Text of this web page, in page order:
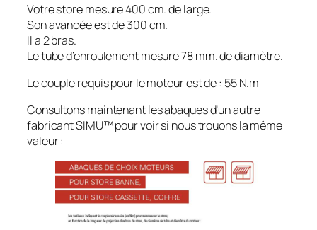
Votre store mesure 400 cm. de large.
Son avancée est de 300 cm.
Il a 2 bras.
Le tube d’enroulement mesure 78 mm. de diamètre.
Le couple requis pour le moteur est de : 55 N.m
Consultons maintenant les abaques d’un autre
fabricant SIMU­™ pour voir si nous trouons la même
valeur :